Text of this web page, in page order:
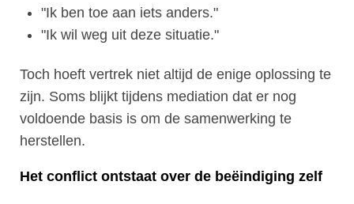
"Ik ben toe aan iets anders."
"Ik wil weg uit deze situatie."
Toch hoeft vertrek niet altijd de enige oplossing te
zijn. Soms blijkt tijdens mediation dat er nog
voldoende basis is om de samenwerking te
herstellen.
Het conflict ontstaat over de beëindiging zelf